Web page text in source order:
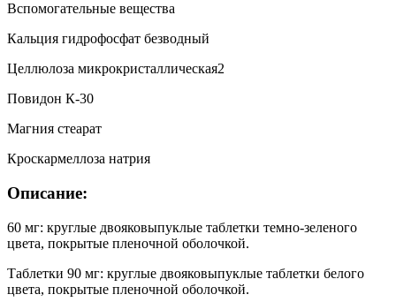
Вспомогательные вещества
Кальция гидрофосфат безводный
Целлюлоза микрокристаллическая2
Повидон К-30
Магния стеарат
Кроскармеллоза натрия
Описание:
60 мг: круглые двояковыпуклые таблетки темно-зеленого
цвета, покрытые пленочной оболочкой.
Таблетки 90 мг: круглые двояковыпуклые таблетки белого
цвета, покрытые пленочной оболочкой.